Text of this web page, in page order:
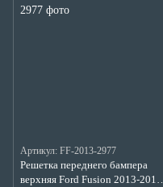
Артикул: FF-2013-2977
Решетка переднего бампера
верхняя Ford Fusion 2013-2016